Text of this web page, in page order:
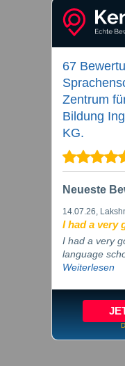
67
Zentrum
Bildung
KG.
Neueste
14.07.26,
I had a very
I had a very
language
Weiterlesen